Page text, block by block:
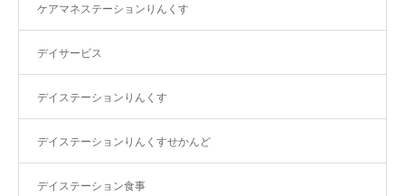
ケアマネステーションりんくす
デイサービス
デイステーションりんくす
デイステーションりんくすせかんど
デイステーション食事